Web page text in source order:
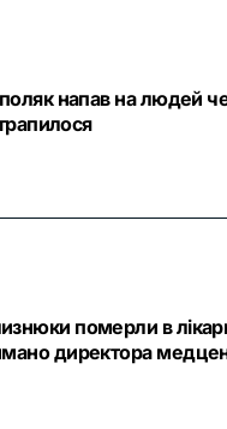
напав на людей
померли в
директора